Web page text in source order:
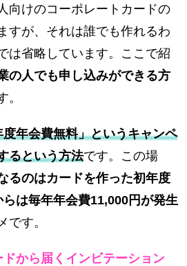
向けのコーポレートカードの
すが、それは誰でも作れるわ
は省略しています。ここで紹
の人でも申し込みができる方
。
度年会費無料」というキャンペ
るという方法です。この場
るのはカードを作った初年度
は毎年年会費11,000円が発生
です。
ドから届くインビテーション